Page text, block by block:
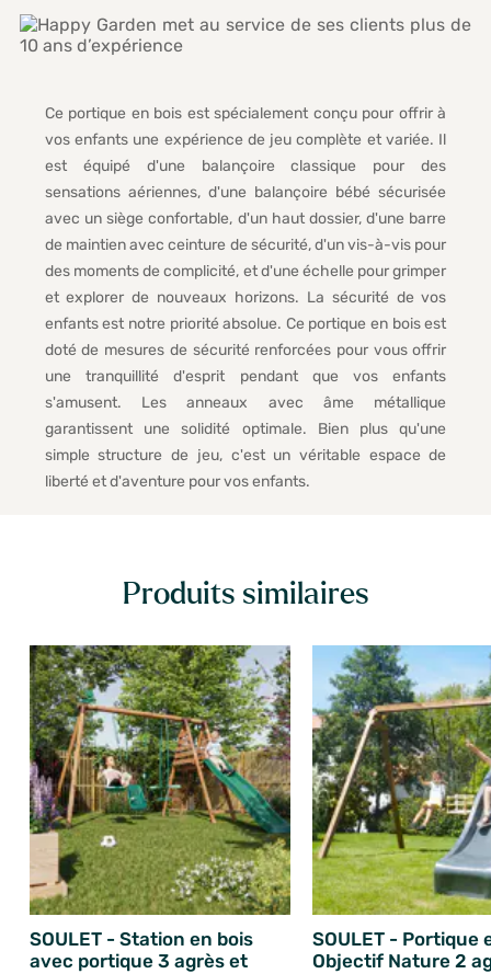
Ce portique en bois est spécialement conçu pour offrir à
vos enfants une expérience de jeu complète et variée. Il
est équipé d'une balançoire classique pour des
sensations aériennes, d'une balançoire bébé sécurisée
avec un siège confortable, d'un haut dossier, d'une barre
de maintien avec ceinture de sécurité, d'un vis-à-vis pour
des moments de complicité, et d'une échelle pour grimper
et explorer de nouveaux horizons. La sécurité de vos
enfants est notre priorité absolue. Ce portique en bois est
doté de mesures de sécurité renforcées pour vous offrir
une tranquillité d'esprit pendant que vos enfants
s'amusent. Les anneaux avec âme métallique
garantissent une solidité optimale. Bien plus qu'une
simple structure de jeu, c'est un véritable espace de
liberté et d'aventure pour vos enfants.
Produits similaires
SOULET - Station en bois
avec portique 3 agrès et
SOULET - Portique
Objectif Nature 2